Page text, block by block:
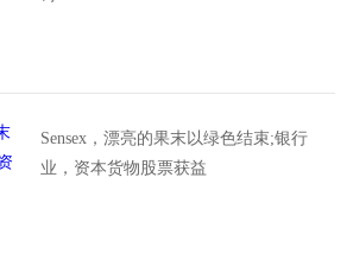
Sensex，漂亮的果末以绿色结束;银行
业，资本货物股票获益